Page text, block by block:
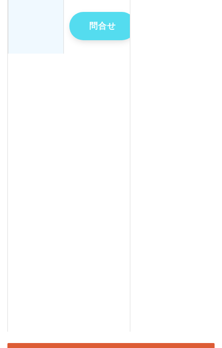
問合せ